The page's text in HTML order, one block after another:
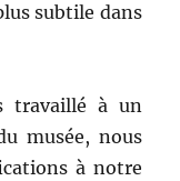
subtile dans
travaillé à un
musée, nous
à notre